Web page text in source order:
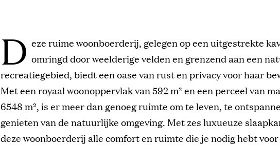
D eze ruime woonboerderij, gelegen op een uitgestrekte
omringd door weelderige velden en grenzend aan een
recreatiegebied, biedt een oase van rust en privacy voor haar
Met een royaal woonoppervlak van 592 m² en een perceel van
6548 m², is er meer dan genoeg ruimte om te leven, te
genieten van de natuurlijke omgeving. Met zes luxueuze
deze woonboerderij alle comfort en ruimte die je nodig hebt voor